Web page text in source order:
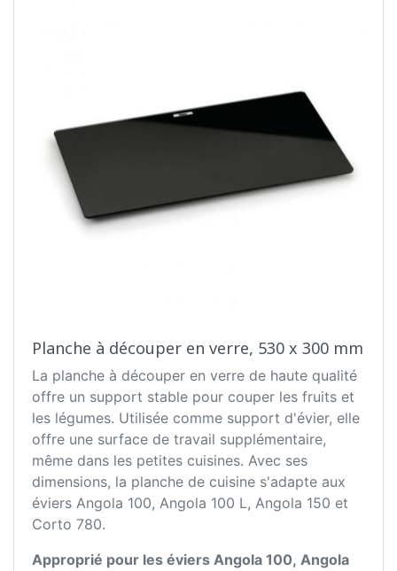
Planche à découper en verre, 530 x 300 mm
La planche à découper en verre de haute qualité
offre un support stable pour couper les fruits et
les légumes. Utilisée comme support d'évier, elle
offre une surface de travail supplémentaire,
même dans les petites cuisines. Avec ses
dimensions, la planche de cuisine s'adapte aux
éviers Angola 100, Angola 100 L, Angola 150 et
Corto 780.
Approprié pour les éviers Angola 100, Angola